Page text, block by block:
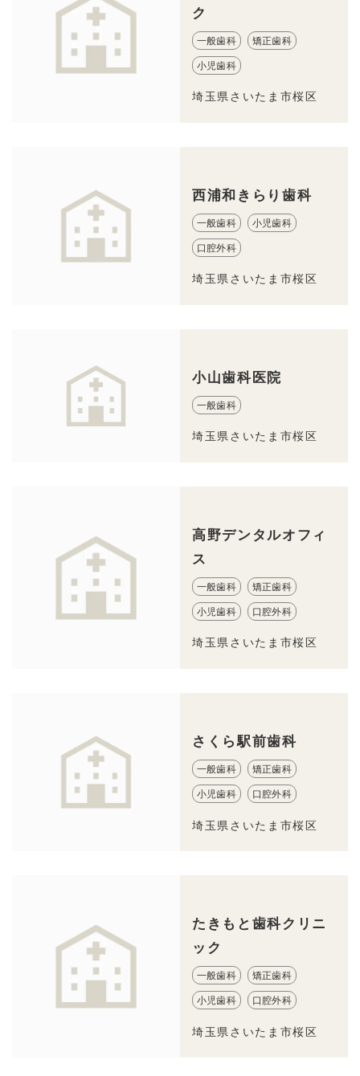
ク
一般歯科 矯正歯科
小児歯科
埼玉県さいたま市桜区
西浦和きらり歯科
一般歯科 小児歯科
口腔外科
埼玉県さいたま市桜区
小山歯科医院
一般歯科
埼玉県さいたま市桜区
高野デンタルオフィ
ス
一般歯科 矯正歯科
小児歯科 口腔外科
埼玉県さいたま市桜区
さくら駅前歯科
一般歯科 矯正歯科
小児歯科 口腔外科
埼玉県さいたま市桜区
たきもと歯科クリニ
ック
一般歯科 矯正歯科
小児歯科 口腔外科
埼玉県さいたま市桜区